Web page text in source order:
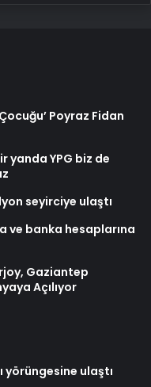
Poyraz Fidan
yanda YPG biz de
seyirciye ulaştı
ve banka hesaplarına
Gaziantep
Açılıyor
yörüngesine ulaştı